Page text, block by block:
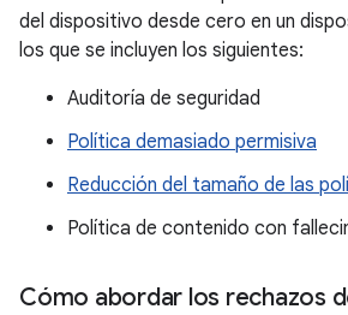
del dispositivo desde cero en un
los que se incluyen los siguientes:
Auditoría de seguridad
Política demasiado permisiva
Reducción del tamaño de las
Política de contenido con
Cómo abordar los rechazos